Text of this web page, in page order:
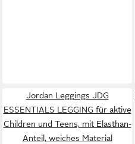
Jordan Leggings JDG
ESSENTIALS LEGGING für aktive
Children und Teens, mit Elasthan-
Anteil, weiches Material